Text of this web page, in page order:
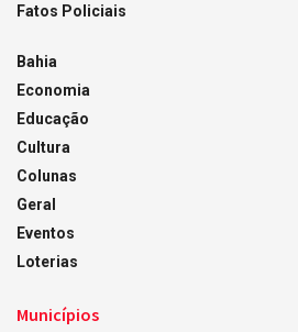
Fatos Policiais
Bahia
Economia
Educação
Cultura
Colunas
Geral
Eventos
Loterias
Municípios